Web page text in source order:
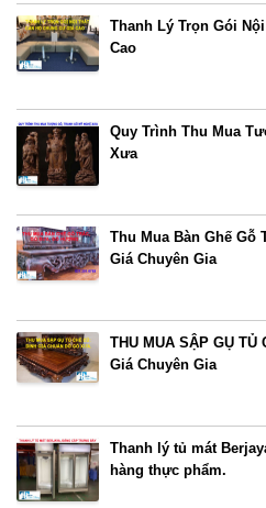
Thanh Lý Trọn Gói
Cao
Quy Trình Thu Mua
Xưa
Thu Mua Bàn Ghế Gỗ
Giá Chuyên Gia
THU MUA SẬP GỤ
Giá Chuyên Gia
Thanh lý tủ mát
hàng thực phẩm.